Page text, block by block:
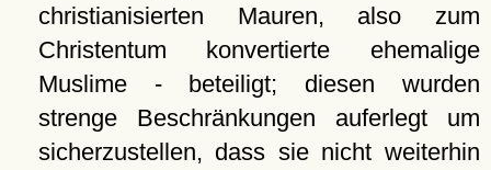
christianisierten Mauren, also zum
Christentum konvertierte ehemalige
Muslime - beteiligt; diesen wurden
strenge Beschränkungen auferlegt um
sicherzustellen, dass sie nicht weiterhin